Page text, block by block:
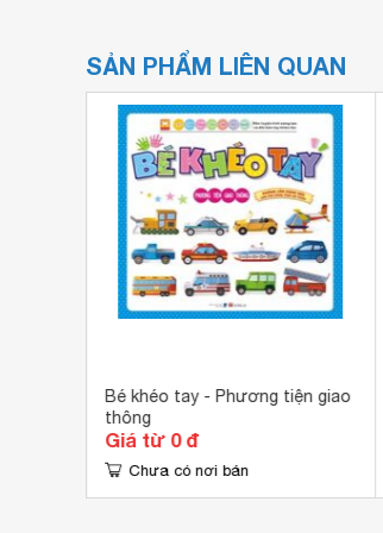
SẢN PHẨM LIÊN QUAN
Bé khéo tay - Phương tiện giao
thông
Giá từ 0 đ
Chưa có nơi bán